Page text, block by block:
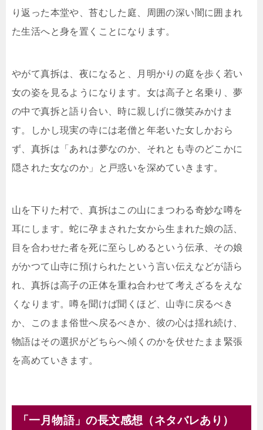
り返った本堂や、苔むした庭、周囲の深い闇に囲まれ
た生活へと身を置くことになります。
やがて真拆は、夜になると、月明かりの庭を歩く若い
女の姿を見るようになります。女は高子と名乗り、夢
の中で真拆と語り合い、時に親しげに微笑みかけま
す。しかし現実の寺には老僧と年老いた女しかおら
ず、真拆は「あれは夢なのか、それとも寺のどこかに
隠された女なのか」と戸惑いを深めていきます。
山を下りた村で、真拆はこの山にまつわる奇妙な噂を
耳にします。蛇に孕まされた女から生まれた娘の話、
目を合わせた者を死に至らしめるという伝承、その娘
がかつて山寺に預けられたという言い伝えなどが語ら
れ、真拆は高子の正体を重ね合わせて考えざるをえな
くなります。噂を聞けば聞くほど、山寺に戻るべき
か、このまま俗世へ戻るべきか、彼の心は揺れ続け、
物語はその選択がどちらへ傾くのかを伏せたまま緊張
を高めていきます。
「一月物語」の長文感想（ネタバレあり）